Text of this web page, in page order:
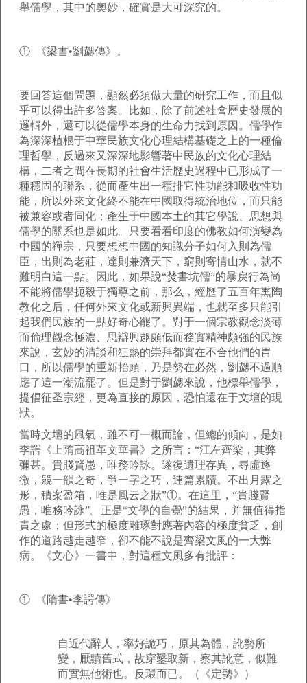
舉儒學，其中的奧妙，確實是大可深究的。
① 《梁書•劉勰傳》。
要回答這個問題，顯然必須做大量的研究工作，而且似
乎可以得出許多答案。比如，除了前述社會歷史發展的
邏輯外，還可以從儒學本身的生命力找到原因。儒學作
為深深植根于中華民族文化心理結構基礎之上的一種倫
理哲學，反過來又深深地影響著中民族的文化心理結
構，二者之間在長期的社會生活歷史過程中已形成了一
種穩固的聯系，從而產生出一種排它性功能和吸收性功
能，所以外來文化終不能在中國取得統治地位，而只能
被兼容或者同化；產生于中國本土的其它學說、思想與
儒學的關系也是如此。只要看看印度的佛教如何演變為
中國的禪宗，只要想想中國的知識分子如何入則為儒
臣，出則為老莊，達則兼濟天下，窮則寄情山水，就不
難明白這一點。因此，如果說“焚書坑儒”的暴戾行為尚
不能將儒學扼殺于獨尊之前，那么，經歷了五百年熏陶
教化之后，任何外來文化或新興異端，也就至多只能引
起我們民族的一點好奇心罷了。對于一個宗教觀念淡薄
而倫理觀念極濃、思辯興趣頗低而務實精神頗強的民族
來說，玄妙的清談和狂熱的崇拜都實在不合他們的胃
口，所以儒學的重新抬頭，乃是勢在必然，劉勰不過順
應了這一潮流罷了。但是對于劉勰來說，他標舉儒學，
提倡征圣宗經，更為直接的原因，恐怕還在于文壇的現
狀。
當時文壇的風氣，雖不可一概而論，但總的傾向，是如
李諤《上隋高祖革文華書》之所言：“江左齊梁，其弊
彌甚。貴賤賢愚，唯務吟詠。遂復遺理存異，尋虛逐
微，競一韻之奇，爭一字之巧，連篇累牘。不出月露之
形，積案盈箱，唯是風云之狀”①。在這里，“貴賤賢
愚，唯務吟詠”。正是“文學的自覺”的結果，并無值得指
責之處；但形式的極度雕琢對應著內容的極度貧乏，創
作的道路越走越窄，卻不能不說是齊梁文風的一大弊
病。《文心》一書中，對這種文風多有批評：
① 《隋書•李諤傳》
自近代辭人，率好詭巧，原其為體，訛勢所
變，厭黷舊式，故穿鑿取新，察其訛意，似難
而實無他術也。反環而已。（《定勢》）